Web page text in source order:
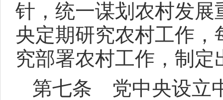
针，统一谋划农村发
央定期研究农村工作
究部署农村工作，制
第七条 党中央设立